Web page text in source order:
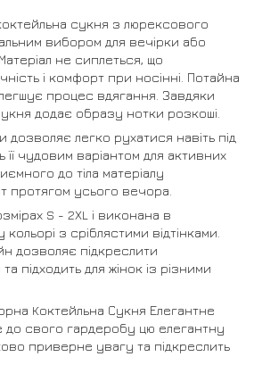
сукня з люрексового
вибором для вечірки або
не сиплеться, що
і комфорт при носінні. Потайна
процес вдягання. Завдяки
додає образу нотки розкоші.
дозволяє легко рухатися навіть під
її чудовим варіантом для активних
до тіла матеріалу
протягом усього вечора.
S - 2XL і виконана в
з сріблястими відтінками.
дозволяє підкреслити
підходить для жінок із різними
Коктейльна Сукня Елегантне
до свого гардеробу цю елегантну
приверне увагу та підкреслить